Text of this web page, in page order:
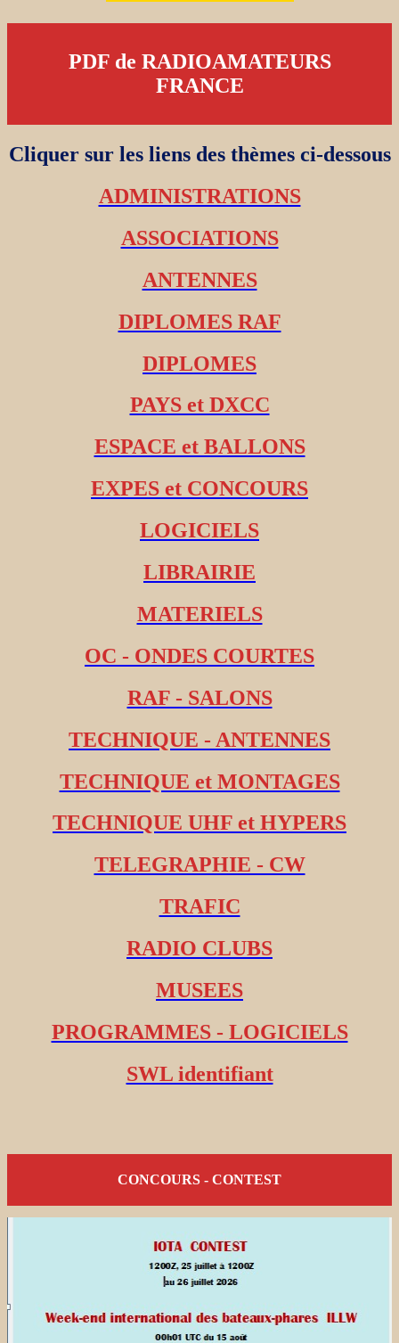
PDF de RADIOAMATEURS
FRANCE
Cliquer sur les liens des thèmes ci-dessous
ADMINISTRATIONS
ASSOCIATIONS
ANTENNES
DIPLOMES RAF
DIPLOMES
PAYS et DXCC
ESPACE et BALLONS
EXPES et CONCOURS
LOGICIELS
LIBRAIRIE
MATERIELS
OC - ONDES COURTES
RAF - SALONS
TECHNIQUE - ANTENNES
TECHNIQUE et MONTAGES
TECHNIQUE UHF et HYPERS
TELEGRAPHIE - CW
TRAFIC
RADIO CLUBS
MUSEES
PROGRAMMES - LOGICIELS
SWL identifiant
CONCOURS - CONTEST